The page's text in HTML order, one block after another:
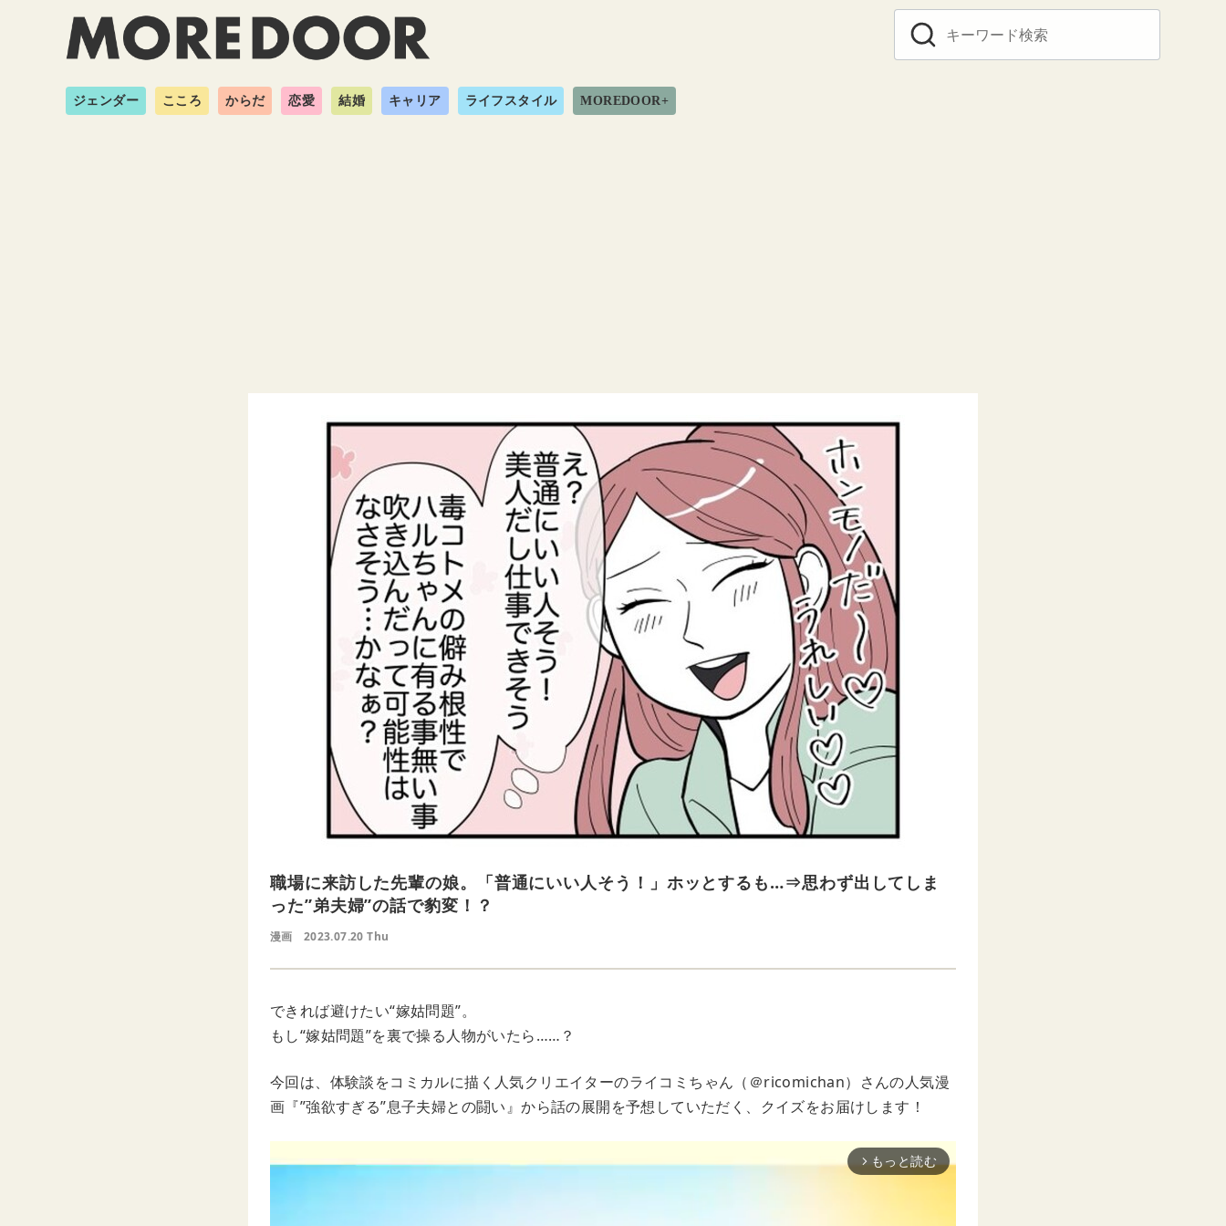
ジェンダー こころ からだ 恋愛 結婚 キャリア ライフスタイル MOREDOOR+
職場に来訪した先輩の娘。「普通にいい人そう！」ホッとするも…⇒思わず出してしま
った”弟夫婦”の話で豹変！？
漫画 2023.07.20 Thu
できれば避けたい“嫁姑問題”。
もし“嫁姑問題”を裏で操る人物がいたら……？
今回は、体験談をコミカルに描く人気クリエイターのライコミちゃん（＠ricomichan）さんの人気漫
画『”強欲すぎる”息子夫婦との闘い』から話の展開を予想していただく、クイズをお届けします！
arrow_forward_ios もっと読む